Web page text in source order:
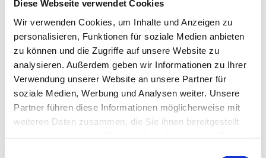
Diese Webseite verwendet Cookies
Wir verwenden Cookies, um Inhalte und Anzeigen zu
personalisieren, Funktionen für soziale Medien anbieten
zu können und die Zugriffe auf unsere Website zu
analysieren. Außerdem geben wir Informationen zu Ihrer
Verwendung unserer Website an unsere Partner für
soziale Medien, Werbung und Analysen weiter. Unsere
Partner führen diese Informationen möglicherweise mit
weiteren Daten zusammen, die Sie ihnen bereitgestellt
dann die jeweiligen
Unterrichtszeiten/Blockwochen.
Ein Beispiel für die Klassenbezeichung:1FA152
= Ausbildungsjahr - hier 1.
FA= Beruf - hier FA = Fachinformatiker
Anwendungsentwicklung
15= fortlaufende Klassennummerierung
2= Zeitgruppe - hier 2. Zeitgruppe